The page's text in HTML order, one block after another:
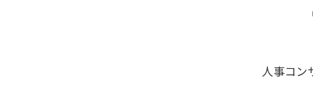
人事コン